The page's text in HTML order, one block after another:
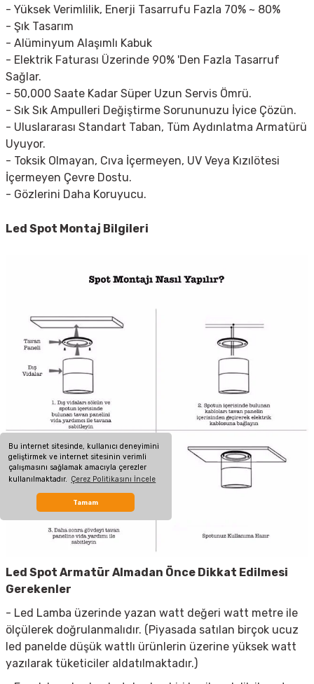
Bu internet sitesinde, kullanıcı deneyimini
geliştirmek ve internet sitesinin verimli
çalışmasını sağlamak amacıyla çerezler
kullanılmaktadır. Çerez Politikasını İncele
Tamam
- Yüksek Verimlilik, Enerji Tasarrufu Fazla 70% ~ 80%
- Şık Tasarım
- Alüminyum Alaşımlı Kabuk
- Elektrik Faturası Üzerinde 90% 'Den Fazla Tasarruf
Sağlar.
- 50,000 Saate Kadar Süper Uzun Servis Ömrü.
- Sık Sık Ampulleri Değiştirme Sorununuzu İyice Çözün.
- Uluslararası Standart Taban, Tüm Aydınlatma Armatürü
Uyuyor.
- Toksik Olmayan, Cıva İçermeyen, UV Veya Kızılötesi
İçermeyen Çevre Dostu.
- Gözlerini Daha Koruyucu.
Led Spot Montaj Bilgileri
Led Spot Armatür Almadan Önce Dikkat Edilmesi
Gerekenler
- Led Lamba üzerinde yazan watt değeri watt metre ile
ölçülerek doğrulanmalıdır. (Piyasada satılan birçok ucuz
led panelde düşük wattlı ürünlerin üzerine yüksek watt
yazılarak tüketiciler aldatılmaktadır.)